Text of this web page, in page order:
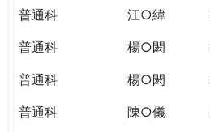
普通科
江○緯
普通科
楊○閎
普通科
楊○閎
普通科
陳○儀